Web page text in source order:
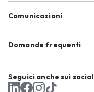
Comunicazioni
Domande frequenti
Seguici anche sui social